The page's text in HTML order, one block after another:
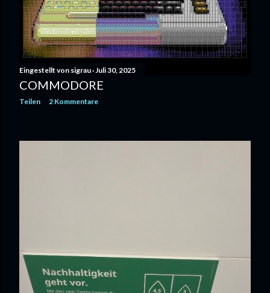
Eingestellt von sigrau Juli 30, 2025
COMMODORE
Teilen 2 Kommentare